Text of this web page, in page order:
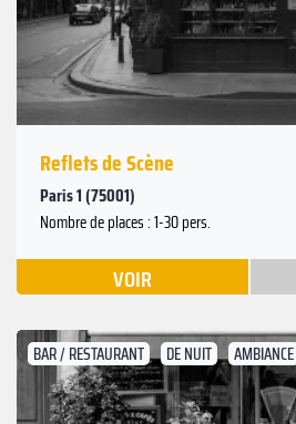
Reflets de Scène
Paris 1 (75001)
Nombre de places : 1-30 pers.
VOIR
BAR / RESTAURANT DE NUIT AMBIANCE